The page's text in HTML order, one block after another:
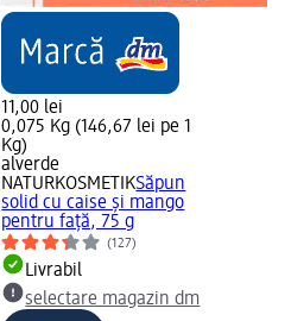
11,00 lei
0,075 Kg (146,67 lei pe 1
Kg)
alverde
NATURKOSMETIKSăpun
solid cu caise și mango
pentru față, 75 g
(127)
Livrabil
selectare magazin dm